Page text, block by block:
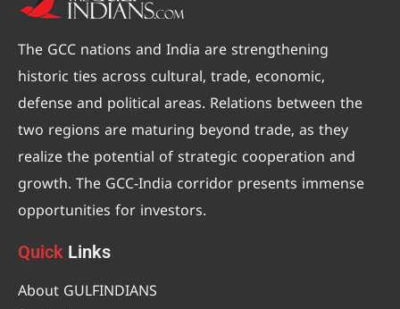
The GCC nations and India are strengthening
historic ties across cultural, trade, economic,
defense and political areas. Relations between the
two regions are maturing beyond trade, as they
realize the potential of strategic cooperation and
growth. The GCC-India corridor presents immense
opportunities for investors.
Quick Links
About GULFINDIANS